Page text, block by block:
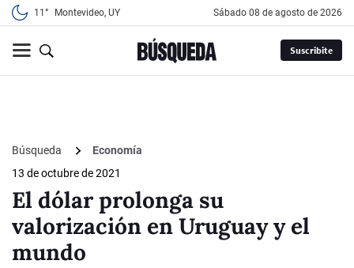
11° Montevideo, UY sábado 08 de agosto de 2026
Suscribite
Búsqueda
Economía
13 de octubre de 2021
El dólar prolonga su
valorización en Uruguay y el
mundo